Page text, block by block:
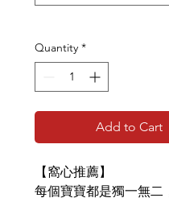
Quantity *
Add to Cart
【窩心推薦】
每個寶寶都是獨一無二